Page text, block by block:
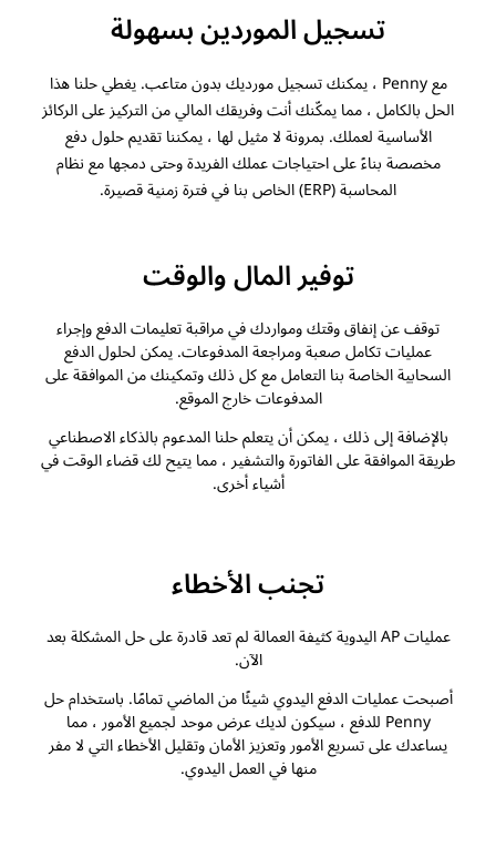
تسجيل الموردين بسهولة
مع Penny ، يمكنك تسجيل مورديك بدون متاعب. يغطي حلنا هذا
الحل بالكامل ، مما يمكّنك أنت وفريقك المالي من التركيز على الركائز
الأساسية لعملك. بمرونة لا مثيل لها ، يمكننا تقديم حلول دفع
مخصصة بناءً على احتياجات عملك الفريدة وحتى دمجها مع نظام
المحاسبة (ERP) الخاص بنا في فترة زمنية قصيرة.
توفير المال والوقت
توقف عن إنفاق وقتك ومواردك في مراقبة تعليمات الدفع وإجراء
عمليات تكامل صعبة ومراجعة المدفوعات. يمكن لحلول الدفع
السحابية الخاصة بنا التعامل مع كل ذلك وتمكينك من الموافقة على
المدفوعات خارج الموقع.
بالإضافة إلى ذلك ، يمكن أن يتعلم حلنا المدعوم بالذكاء الاصطناعي
طريقة الموافقة على الفاتورة والتشفير ، مما يتيح لك قضاء الوقت في
أشياء أخرى.
تجنب الأخطاء
عمليات AP اليدوية كثيفة العمالة لم تعد قادرة على حل المشكلة بعد
الآن.
أصبحت عمليات الدفع اليدوي شيئًا من الماضي تمامًا. باستخدام حل
Penny للدفع ، سيكون لديك عرض موحد لجميع الأمور ، مما
يساعدك على تسريع الأمور وتعزيز الأمان وتقليل الأخطاء التي لا مفر
منها في العمل اليدوي.